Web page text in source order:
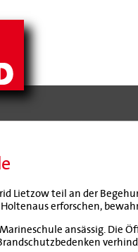
Lietzow teil an der
erforschen,
ansässig. Die